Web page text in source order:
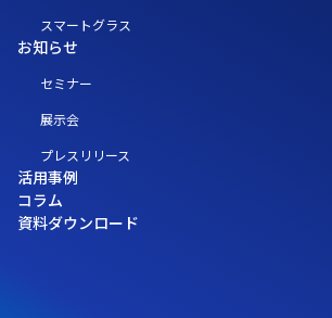
スマートグラス
お知らせ
セミナー
展示会
プレスリリース
活用事例
コラム
資料ダウンロード